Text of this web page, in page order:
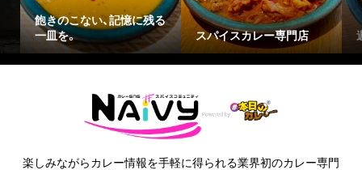
、記憶に残る
スパイスカレー専門店 週末限定の間借り
楽しみながらカレー情報を手軽に得られる業界初のカレー専門